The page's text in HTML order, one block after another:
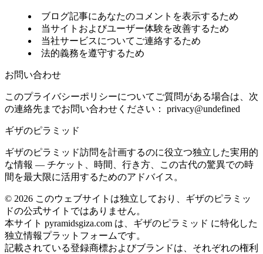
ブログ記事にあなたのコメントを表示するため
当サイトおよびユーザー体験を改善するため
当社サービスについてご連絡するため
法的義務を遵守するため
お問い合わせ
このプライバシーポリシーについてご質問がある場合は、次
の連絡先までお問い合わせください：
privacy@undefined
ギザのピラミッド
ギザのピラミッド訪問を計画するのに役立つ独立した実用的
な情報 — チケット、時間、行き方、この古代の驚異での時
間を最大限に活用するためのアドバイス。
© 2026 このウェブサイトは独立しており、ギザのピラミッ
ドの公式サイトではありません。
本サイト pyramidsgiza.com は、ギザのピラミッド に特化した
独立情報プラットフォームです。
記載されている登録商標およびブランドは、それぞれの権利